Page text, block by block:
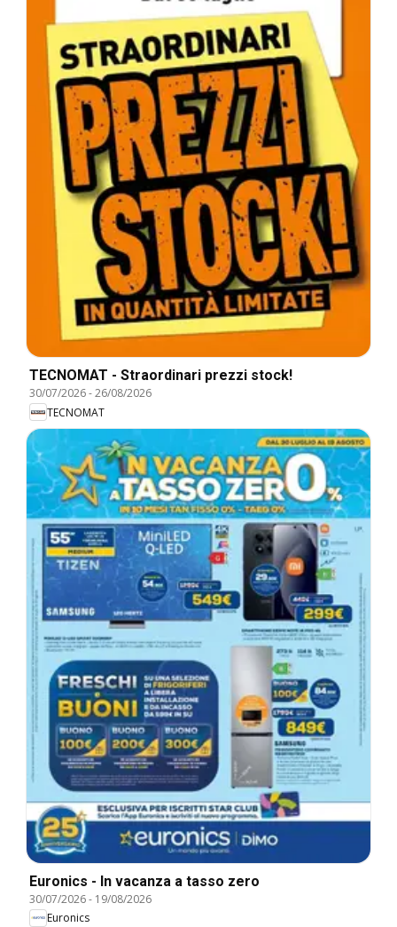
TECNOMAT - Straordinari prezzi stock!
30/07/2026-26/08/2026
TECNOMAT
Euronics - In vacanza a tasso zero
30/07/2026- 19/08/2026
Euronics